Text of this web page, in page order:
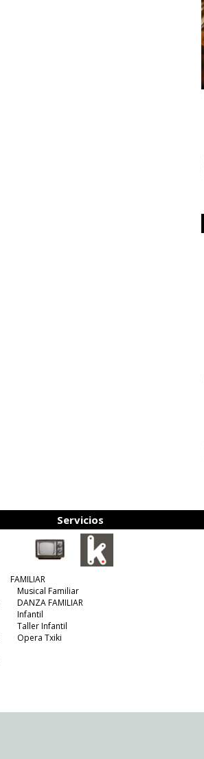
Servicios
FAMILIAR
Musical Familiar
DANZA FAMILIAR
Infantil
Taller Infantil
Opera Txiki